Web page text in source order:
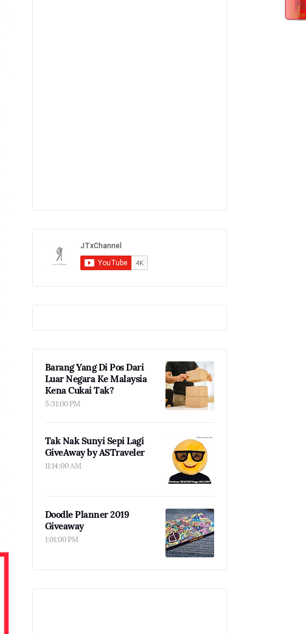
Barang Yang Di Pos Dari
Luar Negara Ke Malaysia
Kena Cukai Tak?
5:31:00 PM
Tak Nak Sunyi Sepi Lagi
GiveAway by ASTraveler
11:14:00 AM
Doodle Planner 2019
Giveaway
1:01:00 PM